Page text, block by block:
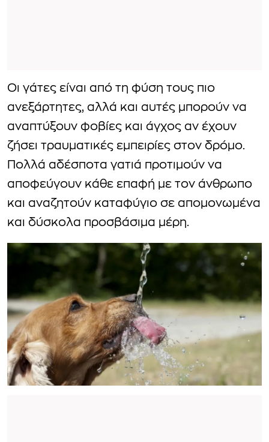
Οι γάτες είναι από τη φύση τους πιο
ανεξάρτητες, αλλά και αυτές μπορούν να
αναπτύξουν φοβίες και άγχος αν έχουν
ζήσει τραυματικές εμπειρίες στον δρόμο.
Πολλά αδέσποτα γατιά προτιμούν να
αποφεύγουν κάθε επαφή με τον άνθρωπο
και αναζητούν καταφύγιο σε απομονωμένα
και δύσκολα προσβάσιμα μέρη.